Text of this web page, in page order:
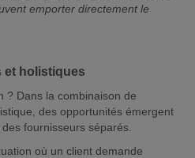
emporter directement le
et holistiques
? Dans la combinaison de
des opportunités émergent
fournisseurs séparés.
où un client demande